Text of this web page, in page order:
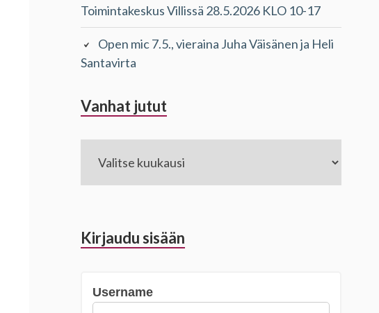
Toimintakeskus Villissä 28.5.2026 KLO 10-17
Open mic 7.5., vieraina Juha Väisänen ja Heli
Santavirta
Vanhat jutut
Kirjaudu sisään
Username